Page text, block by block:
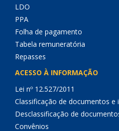
LDO
PPA
Folha de pagamento
Tabela remuneratória
Repasses
ACESSO À INFORMAÇÃO
Lei nº 12.527/2011
Classificação de documentos e
Desclassificação de
Convênios